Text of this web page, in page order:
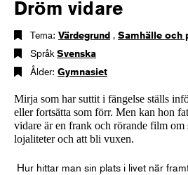
Dröm vidare
Tema: Värdegrund , Samhälle och
Språk Svenska
Ålder: Gymnasiet
Mirja som har suttit i fängelse ställs
eller fortsätta som förr. Men kan hon
vidare är en frank och rörande film om
lojaliteter och att bli vuxen.
Hur hittar man sin plats i livet när